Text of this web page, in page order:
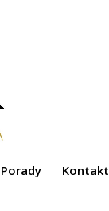
Porady Kontakt